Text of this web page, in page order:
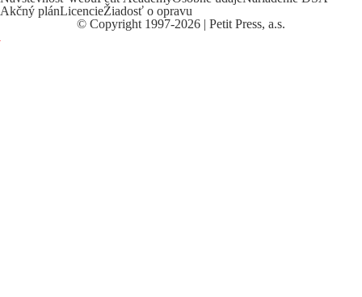
Akčný plánLicencieŽiadosť o opravu
© Copyright 1997-2026 | Petit Press, a.s.